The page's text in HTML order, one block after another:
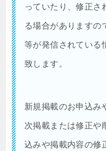
っていたり、修正さ
る場合がありますの
等が発信されている
致します。
新規掲載のお申込み
次掲載または修正や
込みや掲載内容の修